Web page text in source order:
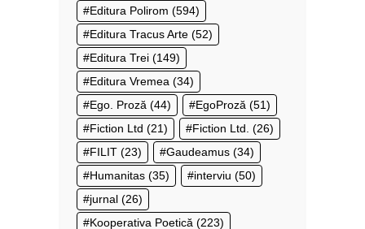
Editura Polirom (594)
Editura Tracus Arte (52)
Editura Trei (149)
Editura Vremea (34)
Ego. Proză (44) EgoProză (51)
Fiction Ltd (21) Fiction Ltd. (26)
FILIT (23) Gaudeamus (34)
Humanitas (35) interviu (50)
jurnal (26)
Kooperativa Poetică (223)